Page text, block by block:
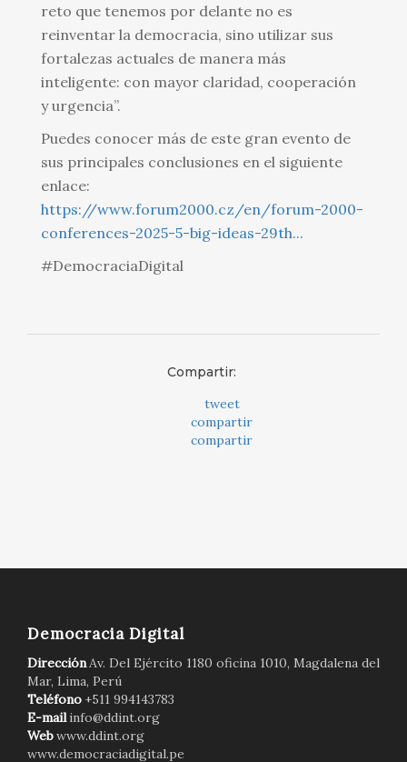
reto que tenemos por delante no es
reinventar la democracia, sino utilizar sus
fortalezas actuales de manera más
inteligente: con mayor claridad, cooperación
y urgencia”.
Puedes conocer más de este gran evento de
sus principales conclusiones en el siguiente
enlace:
https://www.forum2000.cz/en/forum-2000-
conferences-2025-5-big-ideas-29th...
#DemocraciaDigital
Compartir:
tweet
compartir
compartir
Democracia Digital
DirecciónAv. Del Ejército 1180 oficina 1010, Magdalena del
Mar, Lima, Perú
Teléfono +511 994143783
E-mail info@ddint.org
Webwww.ddint.org
www.democraciadigital.pe